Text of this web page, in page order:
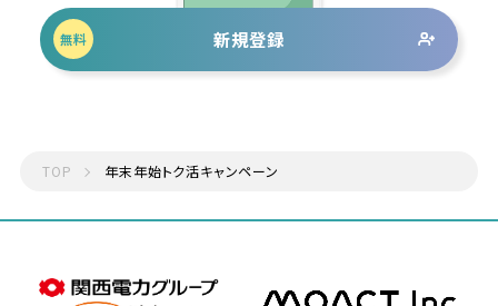
無料 新規登録
TOP 年末年始トク活キャンペーン